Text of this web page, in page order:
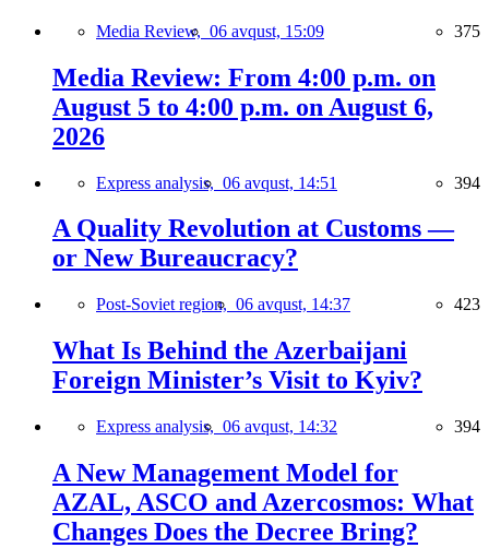
Media Review, 06 avqust, 15:09 375
Media Review: From 4:00 p.m. on
August 5 to 4:00 p.m. on August 6,
2026
Express analysis, 06 avqust, 14:51 394
A Quality Revolution at Customs —
or New Bureaucracy?
Post-Soviet region, 06 avqust, 14:37 423
What Is Behind the Azerbaijani
Foreign Minister’s Visit to Kyiv?
Express analysis, 06 avqust, 14:32 394
A New Management Model for
AZAL, ASCO and Azercosmos: What
Changes Does the Decree Bring?